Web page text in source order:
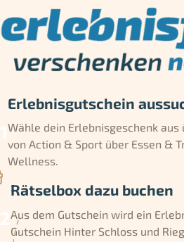
Erlebnisgutschein
Wähle dein Erlebnisgeschenk aus
von Action & Sport über Essen &
Wellness.
Rätselbox dazu buchen
Aus dem Gutschein wird ein
Gutschein Hinter Schloss und